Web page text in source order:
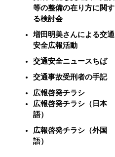
等の整備の在り方に関す
る検討会
増田明美さんによる交通
安全広報活動
交通安全ニュースちば
交通事故受刑者の手記
広報啓発チラシ
広報啓発チラシ（日本
語）
広報啓発チラシ（外国
語）